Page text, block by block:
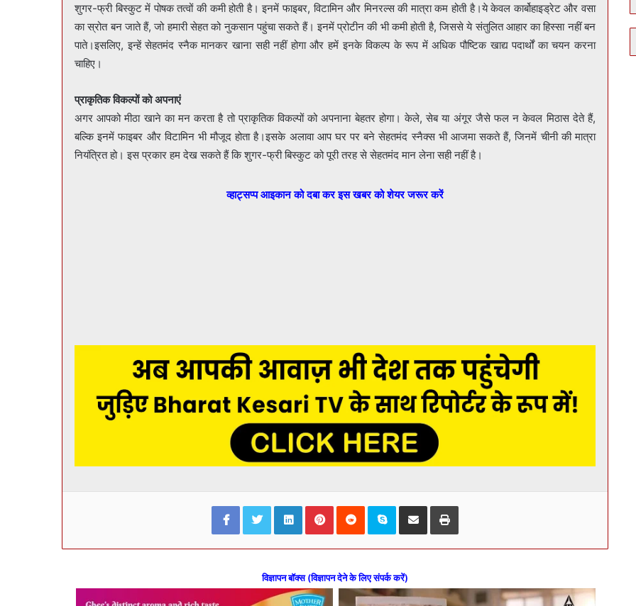
शुगर-फ्री बिस्कुट में पोषक तत्वों की कमी होती है। इनमें फाइबर, विटामिन और मिनरल्स की मात्रा कम होती है।ये केवल कार्बोहाइड्रेट और वसा
का स्रोत बन जाते हैं, जो हमारी सेहत को नुकसान पहुंचा सकते हैं। इनमें प्रोटीन की भी कमी होती है, जिससे ये संतुलित आहार का हिस्सा नहीं बन
पाते।इसलिए, इन्हें सेहतमंद स्नैक मानकर खाना सही नहीं होगा और हमें इनके विकल्प के रूप में अधिक पौष्टिक खाद्य पदार्थों का चयन करना
चाहिए।
प्राकृतिक विकल्पों को अपनाएं
अगर आपको मीठा खाने का मन करता है तो प्राकृतिक विकल्पों को अपनाना बेहतर होगा। केले, सेब या अंगूर जैसे फल न केवल मिठास देते हैं,
बल्कि इनमें फाइबर और विटामिन भी मौजूद होता है।इसके अलावा आप घर पर बने सेहतमंद स्नैक्स भी आजमा सकते हैं, जिनमें चीनी की मात्रा
नियंत्रित हो। इस प्रकार हम देख सकते हैं कि शुगर-फ्री बिस्कुट को पूरी तरह से सेहतमंद मान लेना सही नहीं है।
व्हाट्सप्प आइकान को दबा कर इस खबर को शेयर जरूर करें
FacebookTwitterLinkedInPinterestReddit Skype Share via Email Print
विज्ञापन बॉक्स (विज्ञापन देने के लिए संपर्क करें)